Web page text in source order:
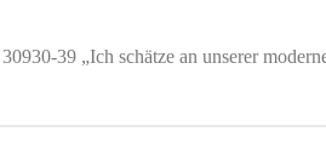
39 „Ich schätze an unserer